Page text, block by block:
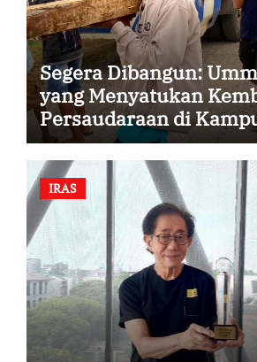
Segera Dibangun:
yang Menyatukan
Persaudaraan di
IRAS